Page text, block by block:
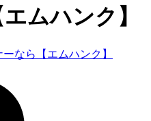
ムハンク】